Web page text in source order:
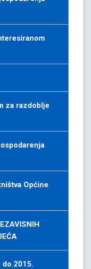
za razdoblje
Općine
do 2015.